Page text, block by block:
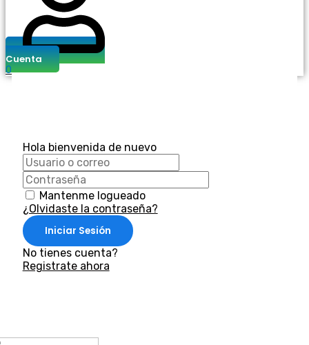
Cuenta
0
Hola bienvenida de nuevo
Mantenme logueado
¿Olvidaste la contraseña?
Iniciar Sesión
No tienes cuenta?
Registrate ahora